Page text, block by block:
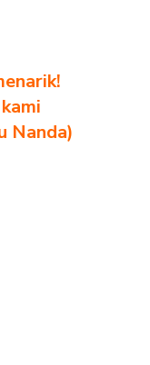
Nanda)